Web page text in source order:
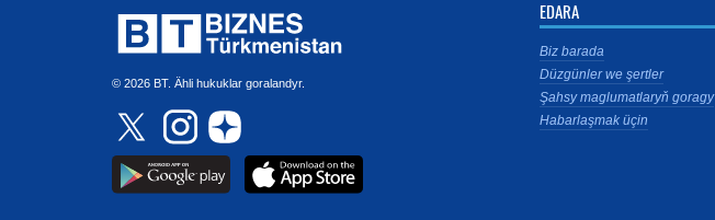
© 2026 BT. Ähli hukuklar goralandyr.
EDARA
Biz barada
Düzgünler we şertler
Şahsy maglumatlaryň goragy
Habarlaşmak üçin